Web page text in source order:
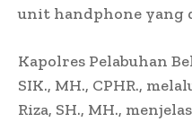
unit handphone yang
Kapolres Pelabuhan
SIK., MH., CPHR.,
Riza, SH., MH.,